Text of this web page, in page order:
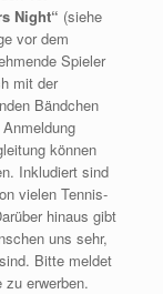
Night“ (siehe
vor dem
Spieler
mit der
Bändchen
können
Inkludiert sind
vielen Tennis-
hinaus gibt
uns sehr,
Bitte meldet
zu erwerben.